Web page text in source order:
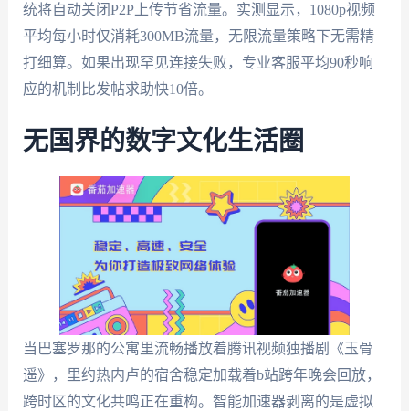
统将自动关闭P2P上传节省流量。实测显示，1080p视频
平均每小时仅消耗300MB流量，无限流量策略下无需精
打细算。如果出现罕见连接失败，专业客服平均90秒响
应的机制比发帖求助快10倍。
无国界的数字文化生活圈
当巴塞罗那的公寓里流畅播放着腾讯视频独播剧《玉骨
遥》，里约热内卢的宿舍稳定加载着b站跨年晚会回放，
跨时区的文化共鸣正在重构。智能加速器剥离的是虚拟